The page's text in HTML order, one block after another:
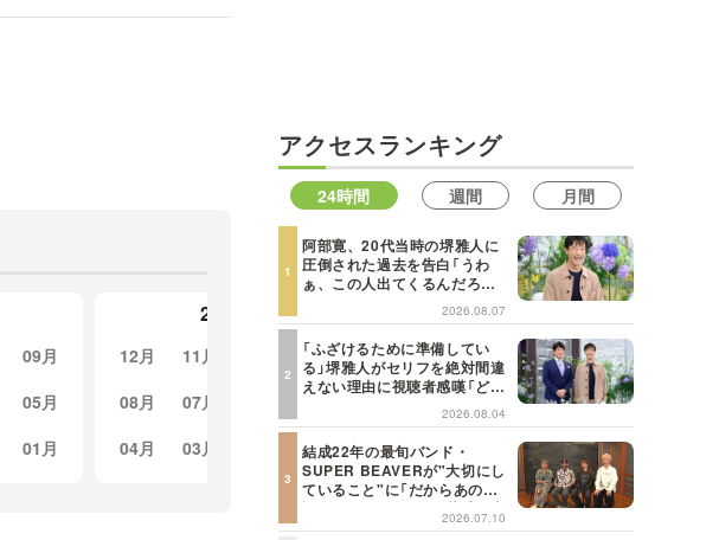
09月
05月
01月
2021年
12月 11月
09月
08月
07月
05月
04月
03月 01月
2020年
12月 11月 10月
09月
08月
07月 06月
05月
04月
02月 01月
アクセスランキング
24時間 週間 月間
阿部寛、20代当時の堺雅人に
圧倒された過去を告白「うわ
ぁ、この人出てくるんだろう
な、と思った」【日曜日の初耳
学】
2026.08.07
「ふざけるために準備してい
る」堺雅人がセリフを絶対間違
えない理由に視聴者感嘆「どん
な仕事にも当てはまる」【日曜
日の初耳学】
2026.08.04
結成22年の最旬バンド・
SUPER BEAVERが"大切にし
ていること"に「だからあの歌
詞が届けられるんだ」共感の声
＜日曜日の初耳学＞ 2026.07.10